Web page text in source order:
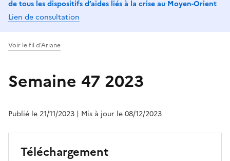
de tous les dispositifs d’aides liés à la crise au Moyen-Orient
Lien de consultation
Voir le fil d'Ariane
Semaine 47 2023
Publié le 21/11/2023 | Mis à jour le 08/12/2023
Téléchargement